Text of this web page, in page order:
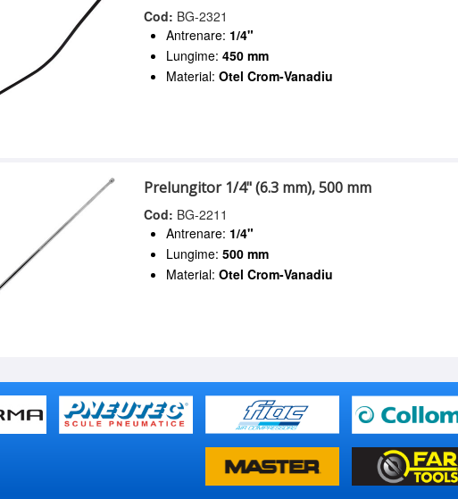
Cod: BG-2321
Antrenare: 1/4"
Lungime:450 mm
Material:Otel Crom-Vanadiu
Prelungitor 1/4" (6.3 mm), 500 mm
Cod: BG-2211
Antrenare: 1/4"
Lungime:500 mm
Material:Otel Crom-Vanadiu